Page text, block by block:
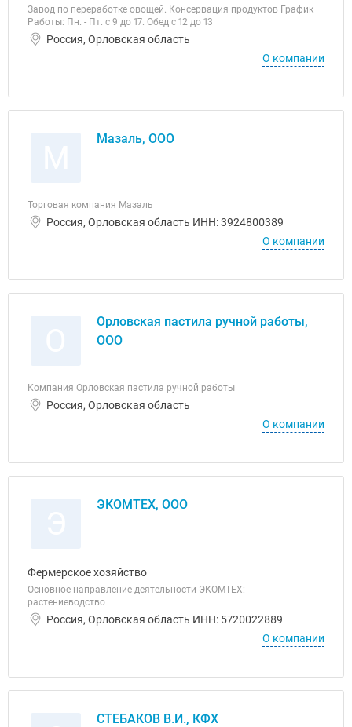
Завод по переработке овощей. Консервация продуктов График
Работы: Пн. - Пт. с 9 до 17. Обед с 12 до 13
Россия, Орловская область
О компании
Мазаль, ООО
Торговая компания Мазаль
Россия, Орловская область ИНН: 3924800389
О компании
Орловская пастила ручной работы,
ООО
Компания Орловская пастила ручной работы
Россия, Орловская область
О компании
ЭКОМТЕХ, ООО
Фермерское хозяйство
Основное направление деятельности ЭКОМТЕХ:
растениеводство
Россия, Орловская область ИНН: 5720022889
О компании
СТЕБАКОВ В.И., КФХ